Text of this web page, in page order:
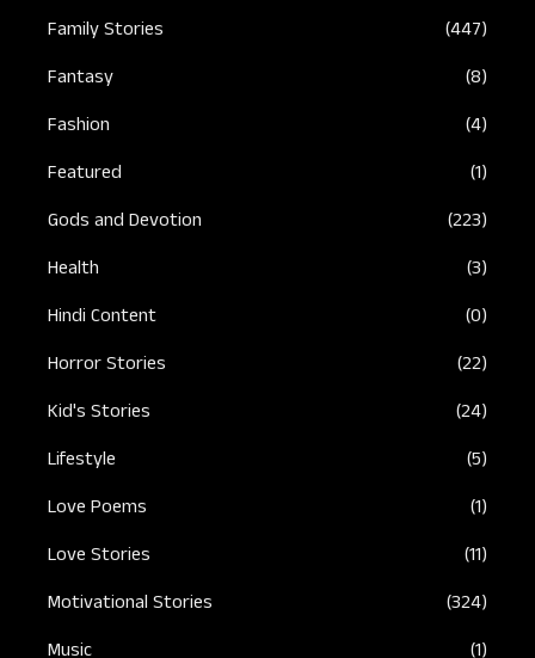
Family Stories
(447)
Fantasy
(8)
Fashion
(4)
Featured
(1)
Gods and Devotion
(223)
Health
(3)
Hindi Content
(0)
Horror Stories
(22)
Kid's Stories
(24)
Lifestyle
(5)
Love Poems
(1)
Love Stories
(11)
Motivational Stories
(324)